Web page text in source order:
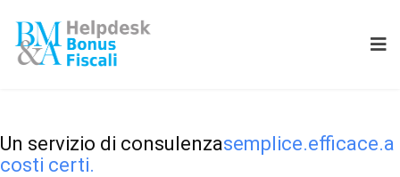
Un servizio di consulenzasemplice.efficace.a
costi certi.